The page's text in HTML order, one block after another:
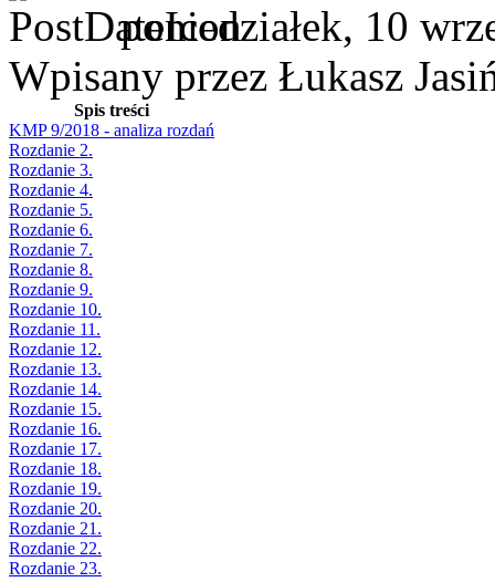
poniedziałek, 10
Wpisany przez Łukasz
Spis treści
KMP 9/2018 - analiza rozdań
Rozdanie 2.
Rozdanie 3.
Rozdanie 4.
Rozdanie 5.
Rozdanie 6.
Rozdanie 7.
Rozdanie 8.
Rozdanie 9.
Rozdanie 10.
Rozdanie 11.
Rozdanie 12.
Rozdanie 13.
Rozdanie 14.
Rozdanie 15.
Rozdanie 16.
Rozdanie 17.
Rozdanie 18.
Rozdanie 19.
Rozdanie 20.
Rozdanie 21.
Rozdanie 22.
Rozdanie 23.